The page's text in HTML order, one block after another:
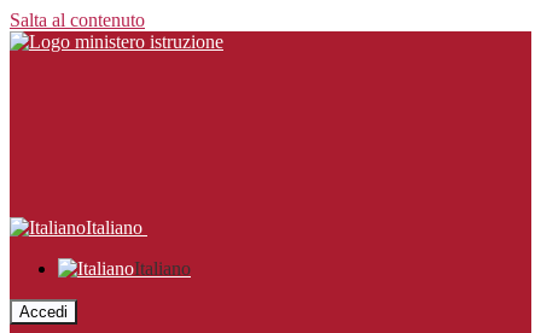
Salta al contenuto
Italiano
Italiano
Accedi